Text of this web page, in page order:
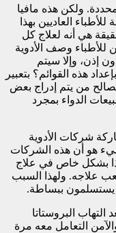
ولكن هذه مافيا
العاديين بهذا
هي أنه لعلاج كل
للأطباء وصف الأدوية
إذن، وإلا سيتم
هذه القوائم؟ بتعبير
من يتم إدراج بعض
الدواء بمجرد
شركات الأدوية
هو أن هذه الشركات
بشكل خاص في علاج
علاجه. ولهذا السبب
يستسلمون ببساطة.
لم يعد التهاب البروستاتا
التعامل معه مرة